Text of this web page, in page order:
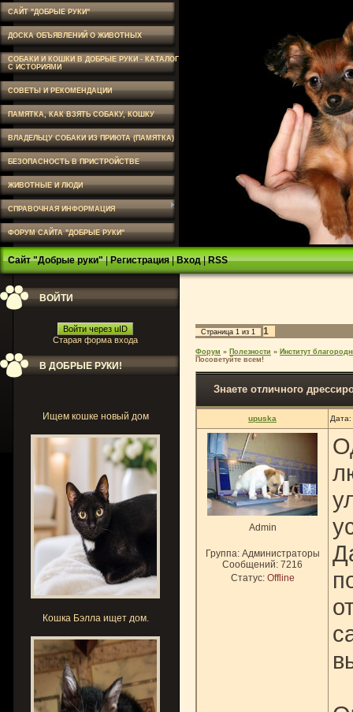
САЙТ "ДОБРЫЕ РУКИ"
ДОСКА ОБЪЯВЛЕНИЙ О ЖИВОТНЫХ
СОБАКИ И КОШКИ В ДОБРЫЕ РУКИ - КАТАЛОГ
С ИСТОРИЯМИ
СОВЕТЫ И РЕКОМЕНДАЦИИ
ПАМЯТКА, КАК ВЗЯТЬ СОБАКУ, КОШКУ
ВЛАДЕЛЬЦУ СОБАКИ ИЗ ПРИЮТА (ПАМЯТКА)
БЕЗОПАСНОСТЬ В ПРИСТРОЙСТВЕ
ЖИВОТНЫЕ И ЛЮДИ
СПРАВОЧНАЯ ИНФОРМАЦИЯ
ФОРУМ САЙТА "ДОБРЫЕ РУКИ"
Сайт "Добрые руки"|Регистрация|Вход|RSS
ВОЙТИ
Войти через uID
Старая форма входа
В ДОБРЫЕ РУКИ!
Ищем кошке новый дом
Кошка Бэлла ищет дом.
Страница 1 из 1 1
Форум » Полезности » Институт
Посоветуйте всем!
Знаете отличного
upuska
Admin
Группа: Администраторы
Сообщений: 7216
Статус: Offline